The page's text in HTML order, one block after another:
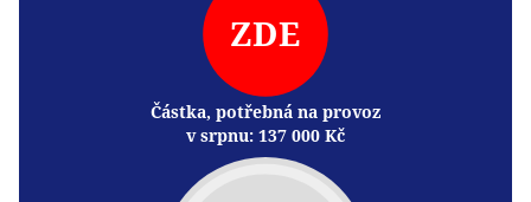
ZDE
Částka, potřebná na provoz
v srpnu: 137 000 Kč